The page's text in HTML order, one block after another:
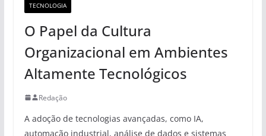
TECNOLOGIA
O Papel da Cultura
Organizacional em Ambientes
Altamente Tecnológicos
Redação
A adoção de tecnologias avançadas, como IA,
automação industrial, análise de dados e sistemas